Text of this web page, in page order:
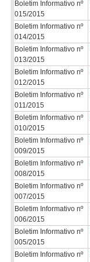
Boletim Informativo nº
015/2015
Boletim Informativo nº
014/2015
Boletim Informativo nº
013/2015
Boletim Informativo nº
012/2015
Boletim Informativo nº
011/2015
Boletim Informativo nº
010/2015
Boletim Informativo nº
009/2015
Boletim Informativo nº
008/2015
Boletim Informativo nº
007/2015
Boletim Informativo nº
006/2015
Boletim Informativo nº
005/2015
Boletim Informativo nº